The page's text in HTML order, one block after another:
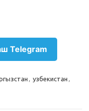
Telegram
, узбекистан ,